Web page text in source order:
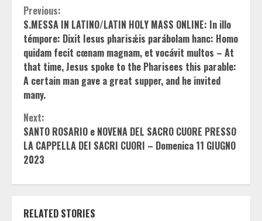
Continue
Reading
Previous:
S.MESSA IN LATINO/LATIN HOLY MASS ONLINE: In illo
témpore: Dixit Iesus pharisǽis parábolam hanc: Homo
quidam fecit cœnam magnam, et vocávit multos – At
that time, Jesus spoke to the Pharisees this parable:
A certain man gave a great supper, and he invited
many.
Next:
SANTO ROSARIO e NOVENA DEL SACRO CUORE PRESSO
LA CAPPELLA DEI SACRI CUORI – Domenica 11 GIUGNO
2023
RELATED STORIES